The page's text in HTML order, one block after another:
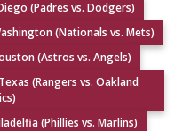
(Padres vs. Dodgers)
(Nationals vs. Mets)
(Astros vs. Angels)
(Rangers vs. Oakland
(Phillies vs. Marlins)